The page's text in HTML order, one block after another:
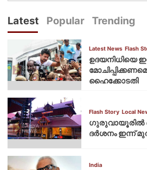
Latest Popular Trending
Latest News Flash
ഉദയനിധിയെ
ഹൈക്കോടതി
Flash Story Local
ഗുരുവായൂരില്‍
ദര്‍ശനം ഇന്ന്
India